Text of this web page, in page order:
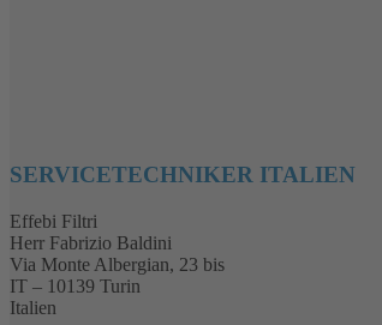
SERVICETECHNIKER ITALIEN
Effebi Filtri
Herr Fabrizio Baldini
Via Monte Albergian, 23 bis
IT – 10139 Turin
Italien